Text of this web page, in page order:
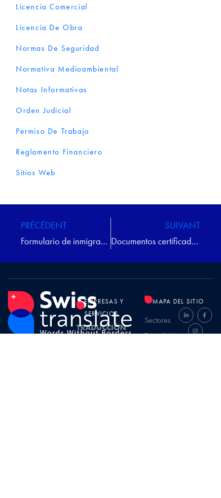
Licencia Comercial
Licencia De Obra
Normas De Seguridad
Normativa Medioambiental
Notas Informativas
Orden Judicial
Permiso De Trabajo
Reglamento Financiero
Sitios Web
PRÉCÉDENT
Formulario de inmigración
SUIVANT
Documentos certificados jurados
EMPRESAS Y
SERVICIOS
TRADUCCIÓN
MAPA DEL SITIO
Sectores
Tecnologías